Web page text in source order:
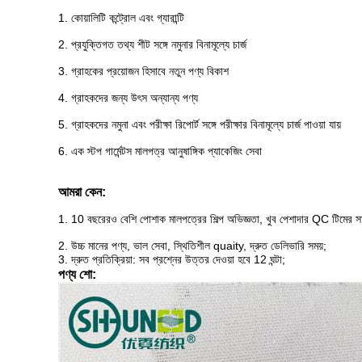
1. কোয়ালিটি কন্ট্রোল এবং গ্যারান্টি
2. প্রযুক্তিগত তথ্য শীট সঙ্গে নমুনার বিনামূল্যে চার্জ
3. গ্রাহকের প্রয়োজন হিসাবে নতুন পণ্য বিকাশ
4. গ্রাহকদের জন্য উৎস অন্যান্য পণ্য
5. গ্রাহকদের নমুনা এবং পরীক্ষা রিপোর্ট সঙ্গে পরীক্ষার বিনামূল্যে চার্জ পাওয়া যায়
6. এক স্টপ গার্মেন্টস মালপত্র আনুষাঙ্গিক প্যাকেজিং সেবা
আমরা কেন:
1. 10 বছরেরও বেশি পোশাক মালপত্রের শিল্প অভিজ্ঞতা, খুব পেশাদার QC টিমের
2. উচ্চ মানের পণ্য, ভাল সেবা, স্থিতিশীল quaity, দ্রুত ডেলিভারি সময়;
3. দ্রুত প্রতিক্রিয়া: সব প্রশ্নের উত্তর দেওয়া হবে 12 ঘন্টা;
পণ্য শো: